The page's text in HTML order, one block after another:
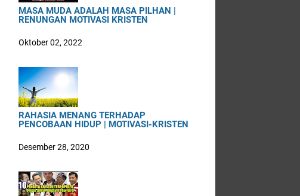
MASA MUDA ADALAH MASA PILHAN |
RENUNGAN MOTIVASI KRISTEN
Oktober 02, 2022
RAHASIA MENANG TERHADAP
PENCOBAAN HIDUP | MOTIVASI-KRISTEN
Desember 28, 2020